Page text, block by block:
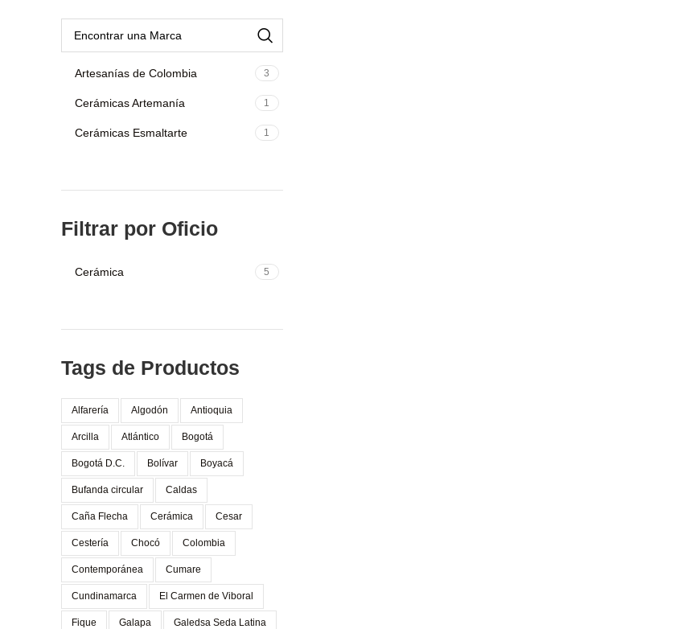
Artesanías de Colombia 3
Cerámicas Artemanía 1
Cerámicas Esmaltarte 1
Filtrar por Oficio
Cerámica 5
Tags de Productos
Alfarería Algodón Antioquia
Arcilla Atlántico Bogotá
Bogotá D.C. Bolívar Boyacá
Bufanda circular Caldas
Caña Flecha Cerámica Cesar
Cestería Chocó Colombia
Contemporánea Cumare
Cundinamarca El Carmen de Viboral
Fique Galapa Galedsa Seda Latina